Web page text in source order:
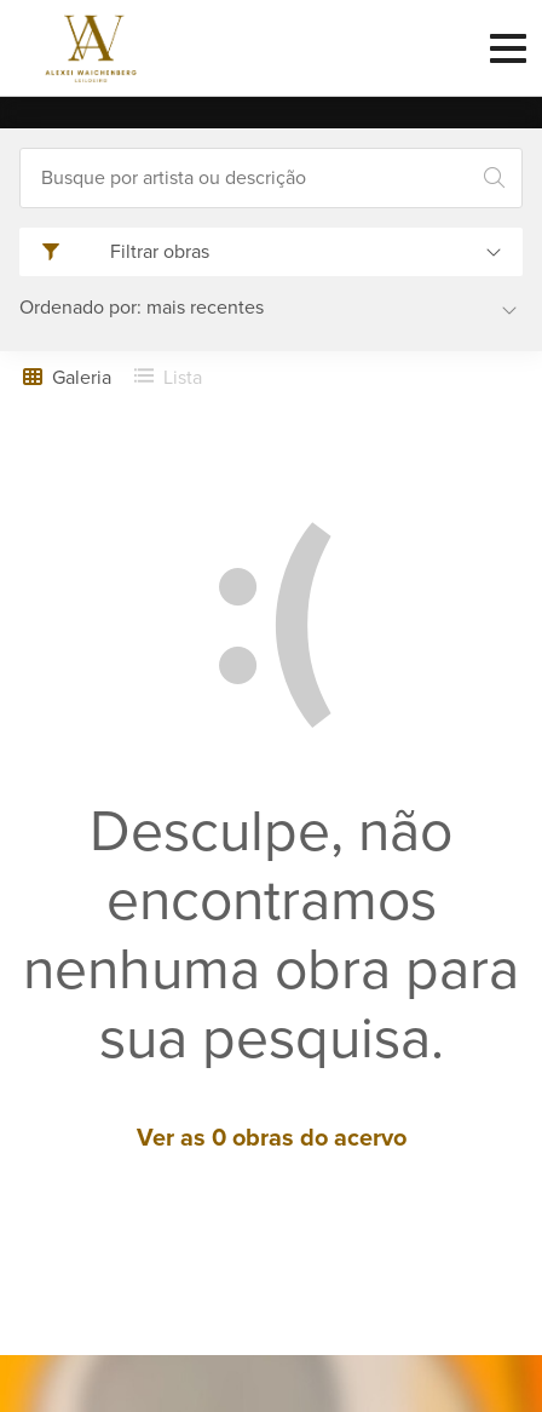
login
Contato
Leilões
Moeda:
R$
Ajuda?
+351 968 058 908
+5521
996911303
conosco
{:zero=>"Nenhum resultado
Filtrar obras
Ordenado por: mais recentes
Galeria Lista
:(
Desculpe, não
encontramos
nenhuma obra para
sua pesquisa.
Ver as 0 obras do acervo